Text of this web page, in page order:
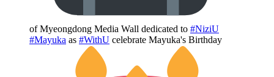
of Myeongdong Media Wall dedicated to #NiziU
#Mayuka as #WithU celebrate Mayuka's Birthday